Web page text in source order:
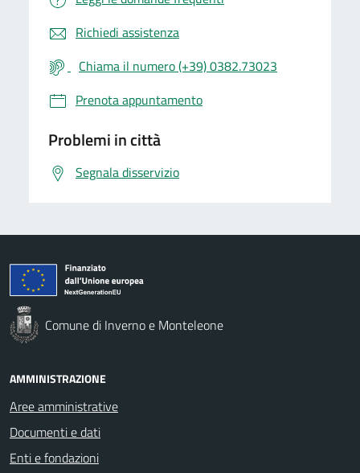
Richiedi assistenza
Chiama il numero (+39) 0382.73023
Prenota appuntamento
Problemi in città
Segnala disservizio
Comune di Inverno e Monteleone
AMMINISTRAZIONE
Aree amministrative
Documenti e dati
Enti e fondazioni